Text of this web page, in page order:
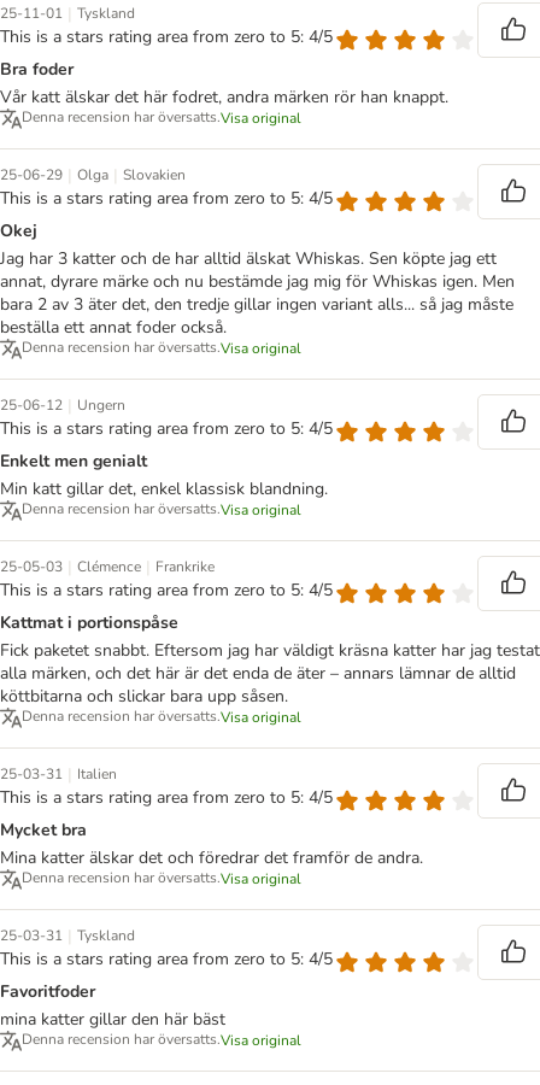
25-11-01 | Tyskland
This is a stars rating area from zero to 5: 4/5
Bra foder
Vår katt älskar det här fodret, andra märken rör han knappt.
Denna recension har översatts.Visa original
25-06-29 | Olga | Slovakien
This is a stars rating area from zero to 5: 4/5
Okej
Jag har 3 katter och de har alltid älskat Whiskas. Sen köpte jag ett
annat, dyrare märke och nu bestämde jag mig för Whiskas igen. Men
bara 2 av 3 äter det, den tredje gillar ingen variant alls... så jag måste
beställa ett annat foder också.
Denna recension har översatts.Visa original
25-06-12 | Ungern
This is a stars rating area from zero to 5: 4/5
Enkelt men genialt
Min katt gillar det, enkel klassisk blandning.
Denna recension har översatts.Visa original
25-05-03 | Clémence | Frankrike
This is a stars rating area from zero to 5: 4/5
Kattmat i portionspåse
Fick paketet snabbt. Eftersom jag har väldigt kräsna katter har jag testat
alla märken, och det här är det enda de äter – annars lämnar de alltid
köttbitarna och slickar bara upp såsen.
Denna recension har översatts.Visa original
25-03-31 | Italien
This is a stars rating area from zero to 5: 4/5
Mycket bra
Mina katter älskar det och föredrar det framför de andra.
Denna recension har översatts.Visa original
25-03-31 | Tyskland
This is a stars rating area from zero to 5: 4/5
Favoritfoder
mina katter gillar den här bäst
Denna recension har översatts.Visa original